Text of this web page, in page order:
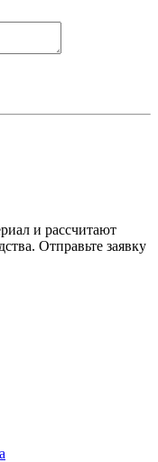
и рассчитают
Отправьте заявку